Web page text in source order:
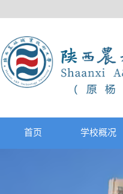
首页 学校概况